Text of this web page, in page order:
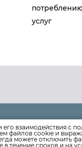
услуг
8 (8652)
диспетчер:
взаимодействия с
файлов cookie и
можете отключить
течение сроков и на